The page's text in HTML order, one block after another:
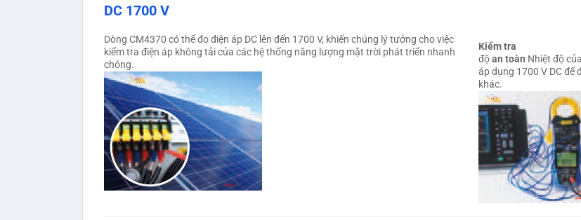
DC 1700 V
Dòng CM4370 có thể đo điện áp DC lên đến 1700 V, khiến chúng lý tưởng cho việc
kiểm tra điện áp không tải của các hệ thống năng lượng mặt trời phát triển nhanh
chóng.
Kiểm tra
độan toàn Nhiệt độ
áp dụng 1700 V DC
khác.